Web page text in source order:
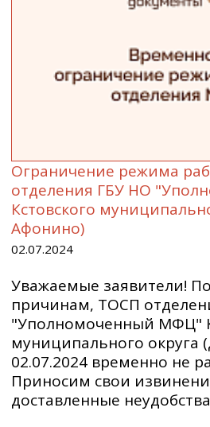
Ограничение режима
отделения ГБУ НО
Кстовского
Афонино)
02.07.2024
Уважаемые заявители!
причинам, ТОСП
"Уполномоченный МФЦ"
муниципального округа
02.07.2024 временно не
Приносим свои
доставленные